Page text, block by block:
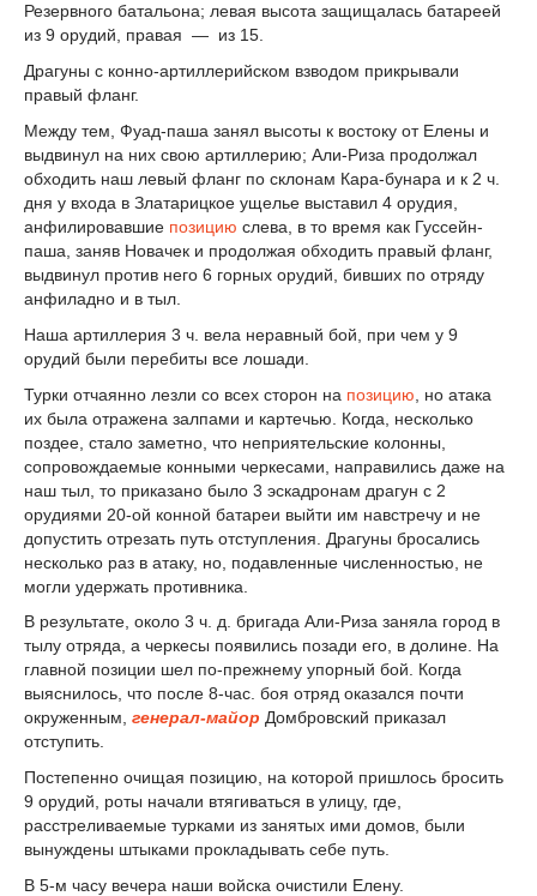
Резервного батальона; левая высота защищалась батареей
из 9 орудий, правая — из 15.
Драгуны с конно-артиллерийском взводом прикрывали
правый фланг.
Между тем, Фуад-паша занял высоты к востоку от Елены и
выдвинул на них свою артиллерию; Али-Риза продолжал
обходить наш левый фланг по склонам Кара-бунара и к 2 ч.
дня у входа в Златарицкое ущелье выставил 4 орудия,
анфилировавшие позицию слева, в то время как Гуссейн-
паша, заняв Новачек и продолжая обходить правый фланг,
выдвинул против него 6 горных opудий, бивших по отряду
анфиладно и в тыл.
Наша артиллерия 3 ч. вела неравный бой, при чем у 9
орудий были перебиты все лошади.
Турки отчаянно лезли со всех сторон на позицию , но атака
их была отражена залпами и картечью. Когда, несколько
поздее, стало заметно, что неприятельские колонны,
сопровождаемые конными черкесами, направились даже на
наш тыл, то приказано было 3 эскадронам драгун с 2
орудиями 20-ой конной батареи выйти им навстречу и не
допустить отрезать путь отступления. Драгуны бросались
несколько раз в атаку, но, подавленные численностью, не
могли удержать противника.
В результате, около 3 ч. д. бригада Али-Риза заняла город в
тылу отряда, а черкесы появились позади его, в долине. На
главной позиции шел по-прежнему упорный бой. Когда
выяснилось, что после 8-час. боя отряд оказался почти
окруженным, генерал-майор Домбровский приказал
отступить.
Постепенно очищая позицию, на которой пришлось бросить
9 орудий, роты начали втягиваться в улицу, где,
расстреливаемые турками из занятых ими домов, были
вынуждены штыками прокладывать себе путь.
В 5-м часу вечера наши войска очистили Елену.